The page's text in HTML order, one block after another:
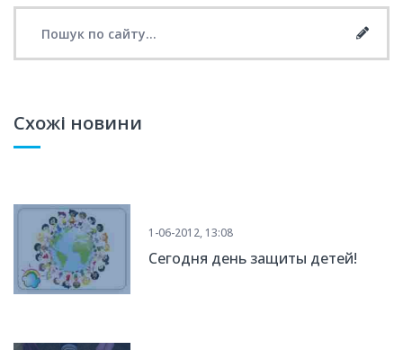
Схожі новини
1-06-2012, 13:08
Сегодня день защиты детей!